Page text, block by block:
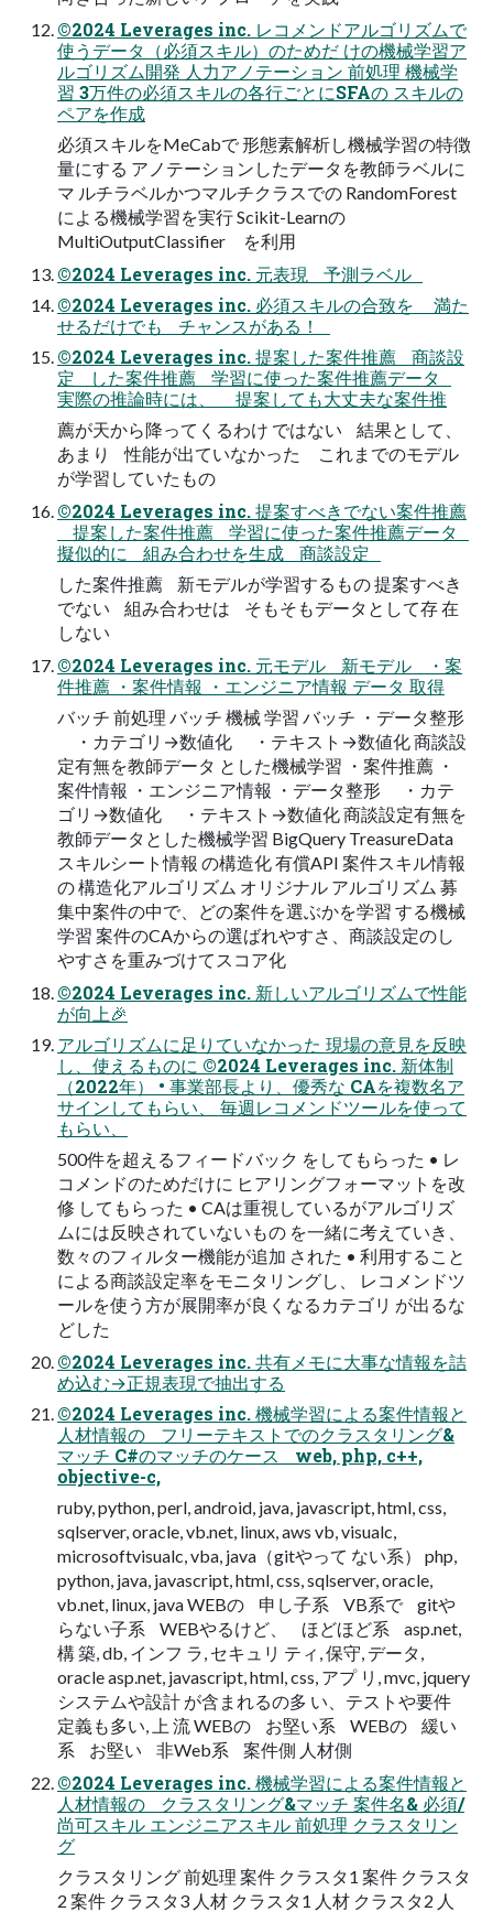
©2024 Leverages inc. レコメンドアルゴリズムで
使うデータ（必須スキル）のためだ けの機械学習ア
ルゴリズム開発 人力アノテーション 前処理 機械学
習 3万件の必須スキルの各行ごとにSFAの スキルの
ペアを作成
必須スキルをMeCabで 形態素解析し機械学習の特徴
量にする アノテーションしたデータを教師ラベルに
マ ルチラベルかつマルチクラスでの RandomForest
による機械学習を実行 Scikit-Learnの
MultiOutputClassifier を利用
©2024 Leverages inc. 元表現 予測ラベル
©2024 Leverages inc. 必須スキルの合致を 満た
せるだけでも チャンスがある！
©2024 Leverages inc. 提案した案件推薦 商談設
定 した案件推薦 学習に使った案件推薦データ
実際の推論時には、 提案しても大丈夫な案件推
薦が天から降ってくるわけ ではない 結果として、
あまり 性能が出ていなかった これまでのモデル
が学習していたもの
©2024 Leverages inc. 提案すべきでない案件推薦
提案した案件推薦 学習に使った案件推薦データ
擬似的に 組み合わせを生成 商談設定
した案件推薦 新モデルが学習するもの 提案すべき
でない 組み合わせは そもそもデータとして存 在
しない
©2024 Leverages inc. 元モデル 新モデル ・案
件推薦 ・案件情報 ・エンジニア情報 データ 取得
バッチ 前処理 バッチ 機械 学習 バッチ ・データ整形
・カテゴリ→数値化 ・テキスト→数値化 商談設
定有無を教師データ とした機械学習 ・案件推薦 ・
案件情報 ・エンジニア情報 ・データ整形 ・カテ
ゴリ→数値化 ・テキスト→数値化 商談設定有無を
教師データとした機械学習 BigQuery TreasureData
スキルシート情報 の構造化 有償API 案件スキル情報
の 構造化アルゴリズム オリジナル アルゴリズム 募
集中案件の中で、どの案件を選ぶかを学習 する機械
学習 案件のCAからの選ばれやすさ、商談設定のし
やすさを重みづけてスコア化
©2024 Leverages inc. 新しいアルゴリズムで性能
が向上🎉
アルゴリズムに足りていなかった 現場の意見を反映
し、使えるものに ©2024 Leverages inc. 新体制
（2022年） • 事業部長より、優秀な CAを複数名ア
サインしてもらい、 毎週レコメンドツールを使って
もらい、
500件を超えるフィードバック をしてもらった • レ
コメンドのためだけに ヒアリングフォーマットを改
修 してもらった • CAは重視しているがアルゴリズ
ムには反映されていないもの を一緒に考えていき、
数々のフィルター機能が追加 された • 利用すること
による商談設定率をモニタリングし、 レコメンドツ
ールを使う方が展開率が良くなるカテゴリ が出るな
どした
©2024 Leverages inc. 共有メモに大事な情報を詰
め込む→正規表現で抽出する
©2024 Leverages inc. 機械学習による案件情報と
人材情報の フリーテキストでのクラスタリング&
マッチ C#のマッチのケース web, php, c++,
objective-c,
ruby, python, perl, android, java, javascript, html, css,
sqlserver, oracle, vb.net, linux, aws vb, visualc,
microsoftvisualc, vba, java（gitやって ない系） php,
python, java, javascript, html, css, sqlserver, oracle,
vb.net, linux, java WEBの 申し子系 VB系で gitや
らない子系 WEBやるけど、 ほどほど系 asp.net,
構 築, db, インフ ラ, セキュリ ティ, 保守, データ,
oracle asp.net, javascript, html, css, アプ リ, mvc, jquery
システムや設計 が含まれるの多 い、テストや要件
定義も多い, 上 流 WEBの お堅い系 WEBの 緩い
系 お堅い 非Web系 案件側 人材側
©2024 Leverages inc. 機械学習による案件情報と
人材情報の クラスタリング&マッチ 案件名& 必須/
尚可スキル エンジニアスキル 前処理 クラスタリン
グ
クラスタリング 前処理 案件 クラスタ1 案件 クラスタ
2 案件 クラスタ3 人材 クラスタ1 人材 クラスタ2 人